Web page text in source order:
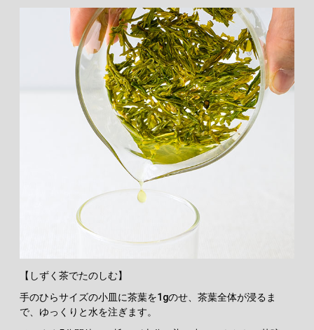
【しずく茶でたのしむ】
手のひらサイズの小皿に茶葉を1gのせ、茶葉全体が浸るま
で、ゆっくりと水を注ぎます。